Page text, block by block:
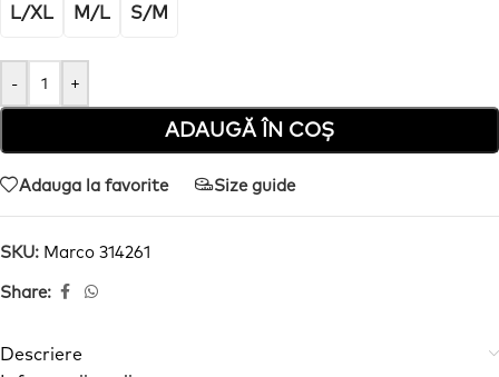
L/XL M/L S/M
- +
ADAUGĂ ÎN COȘ
Adauga la favorite Size guide
SKU: Marco 314261
Share:
Descriere